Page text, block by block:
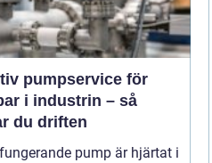
pumpservice för
i industrin – så
du driften
pump är hjärtat i